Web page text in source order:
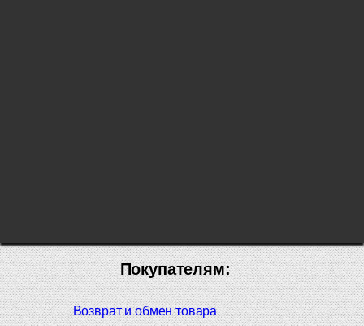
Покупателям:
Возврат и обмен товара